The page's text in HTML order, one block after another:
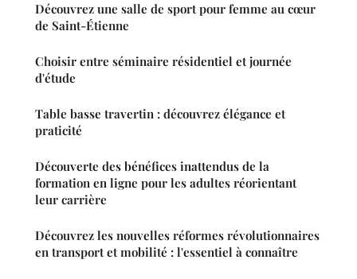
Découvrez une salle de sport pour femme au cœur
de Saint-Étienne
Choisir entre séminaire résidentiel et journée
d'étude
Table basse travertin : découvrez élégance et
praticité
Découverte des bénéfices inattendus de la
formation en ligne pour les adultes réorientant
leur carrière
Découvrez les nouvelles réformes révolutionnaires
en transport et mobilité : l'essentiel à connaître